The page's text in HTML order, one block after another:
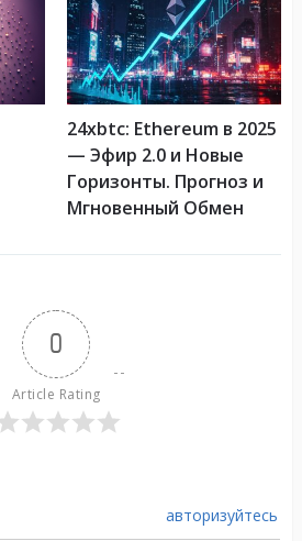
24xbtc: Ethereum в 2025
— Эфир 2.0 и Новые
Горизонты. Прогноз и
Мгновенный Обмен
0
Article Rating
авторизуйтесь